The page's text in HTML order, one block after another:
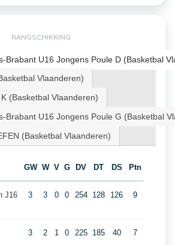
RANGSCHIKKING
Brabant U16 Jongens Poule D (Basketbal
Vlaanderen)
(Basketbal Vlaanderen)
Brabant U16 Jongens Poule G (Basketbal
(Basketbal Vlaanderen)
GW W V G DV DT DS Ptn
J16
3 3 0 0 254 128 126 9
3 2 1 0 225 185 40 7